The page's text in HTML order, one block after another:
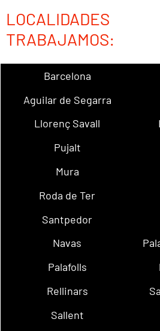
TRABAJAMOS:
Barcelona
Aguilar de Segarra
Llorenç Savall
Pujalt
Mura
Roda de Ter
Santpedor
Navas
Palafolls
Rellinars
Sallent